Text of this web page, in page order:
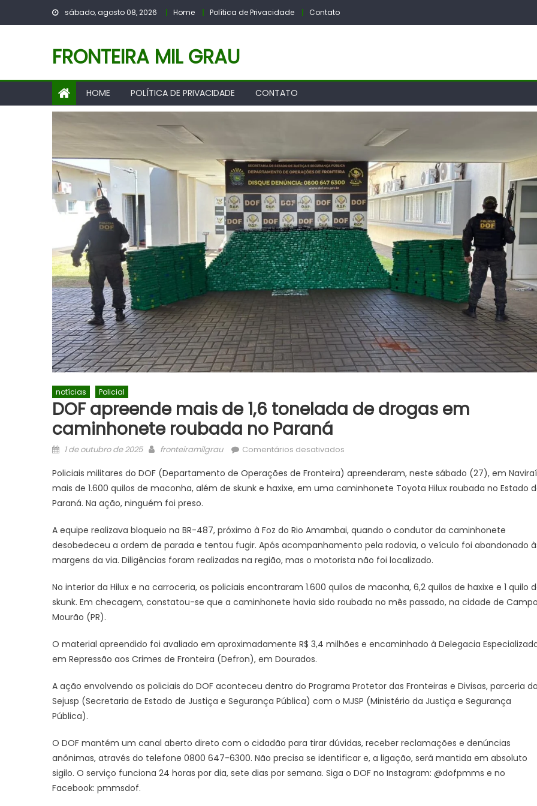
sábado, agosto 08, 2026 Home Política de Privacidade Contato
FRONTEIRA MIL GRAU
HOME POLÍTICA DE PRIVACIDADE CONTATO
notícias Policial
DOF apreende mais de 1,6 tonelada de drogas em
caminhonete roubada no Paraná
Posted
1 de outubro de 2025 Author
fronteiramilgrau Comentários desativados
apreende
mais
tonelada
de
drogas
caminhonete
roubada
Policiais militares do DOF (Departamento de Operações de Fronteira) apreenderam, neste sábado (27), em
mais de 1.600 quilos de maconha, além de skunk e haxixe, em uma caminhonete Toyota Hilux roubada no Estado
Paraná. Na ação, ninguém foi preso.
A equipe realizava bloqueio na BR-487, próximo à Foz do Rio Amambai, quando o condutor da caminhonete
desobedeceu a ordem de parada e tentou fugir. Após acompanhamento pela rodovia, o veículo foi abandonado
margens da via. Diligências foram realizadas na região, mas o motorista não foi localizado.
No interior da Hilux e na carroceria, os policiais encontraram 1.600 quilos de maconha, 6,2 quilos de haxixe e 1 quilo
skunk. Em checagem, constatou-se que a caminhonete havia sido roubada no mês passado, na cidade de
Mourão (PR).
O material apreendido foi avaliado em aproximadamente R$ 3,4 milhões e encaminhado à Delegacia
em Repressão aos Crimes de Fronteira (Defron), em Dourados.
A ação envolvendo os policiais do DOF aconteceu dentro do Programa Protetor das Fronteiras e Divisas, parceria
Sejusp (Secretaria de Estado de Justiça e Segurança Pública) com o MJSP (Ministério da Justiça e Segurança
Pública).
O DOF mantém um canal aberto direto com o cidadão para tirar dúvidas, receber reclamações e denúncias
anônimas, através do telefone 0800 647-6300. Não precisa se identificar e, a ligação, será mantida em absoluto
sigilo. O serviço funciona 24 horas por dia, sete dias por semana. Siga o DOF no Instagram: @dofpmms e no
Facebook: pmmsdof.